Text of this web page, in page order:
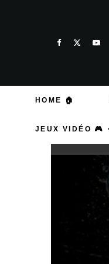
HOME 🏠
JEUX VIDÉO 🎮